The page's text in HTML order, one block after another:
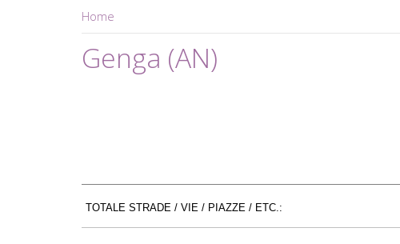
Home
Genga (AN)
TOTALE STRADE / VIE / PIAZZE / ETC.: